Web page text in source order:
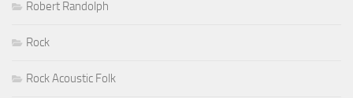
Robert Randolph
Rock
Rock Acoustic Folk